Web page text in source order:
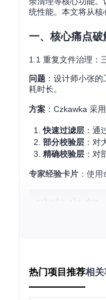
统性能。本文将从核
一、核心痛点
1.1 重复文件治理：
问题 ：设计师小张
耗时长。
方案 ：Czkawka 采
快速过滤层 ：通
部分校验层 ：对
精确校验层 ：对
专家经验卡片 ：使
（参数说明：-d 指
1.2 相似媒体识别：
问题：摄影爱好者小
热门项目推荐相